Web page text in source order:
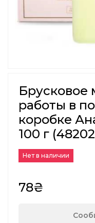
Брусковое
работы в
коробке
100 г
Нет в наличии
78₴